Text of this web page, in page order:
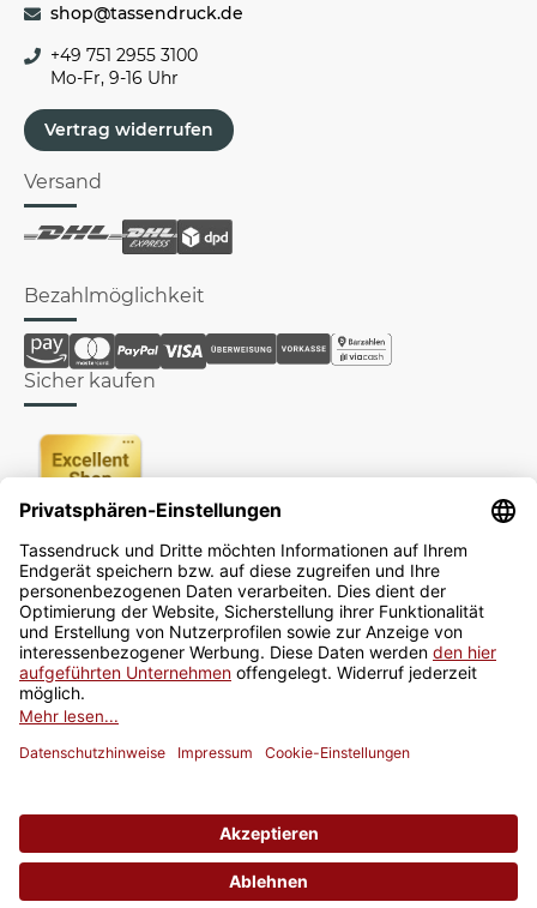
shop@tassendruck.de
+49 751 2955 3100
Mo-Fr, 9-16 Uhr
Vertrag widerrufen
Versand
Bezahlmöglichkeit
Sicher kaufen
Newsletter